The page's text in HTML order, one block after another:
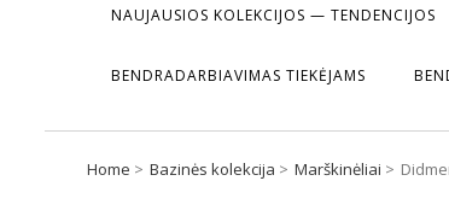
NAUJAUSIOS KOLEKCIJOS — TENDENCIJOS
BENDRADARBIAVIMAS TIEKĖJAMS
Home Bazinės kolekcija Marškinėliai